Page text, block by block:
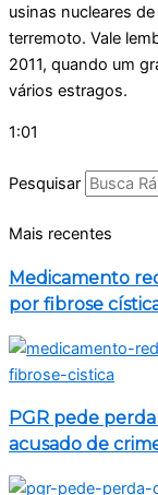
usinas nucleares
terremoto. Vale
2011, quando um
vários estragos.
1:01
Pesquisar
Mais recentes
Medicamento
por fibrose
PGR pede
acusado de